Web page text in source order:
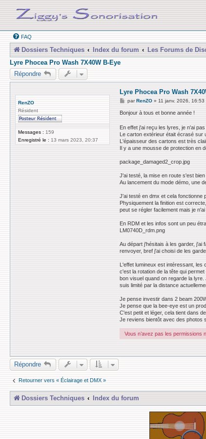
FAQ
Dossiers Techniques Index du forum Les Forums de
Lyre Phocea Pro Wash 7X40W B-Eye
Répondre
RenZO
Résident
Messages : 159
Enregistré le : 13 mars 2023, 20:37
Lyre Phocea Pro Wash
M
s
g
e
parRenZO » 11 janv. 2026, 16:53
Bonjour à tous et bonne année !
En effet j'ai reçu les lyres, je n'ai
Le carton extérieur était écrasé sur
L'épaisseur des cartons est très
Il y a une mousse de protection en
package_damaged2_crop.jpg
J'ai testé, la mise en route s'est bien
Au lancement du mode démo, une
J'ai testé en dmx et cela fonctionne
Physiquement la finition est
peut se régler facilement mais je
En RDM et les infos sont un peu
LM0740D_rdm.png
Au départ j'hésitais à les garder, j'ai
renvoyer, bref j'ai choisi de les
L'effet lumineux est intéressant, les
c'est la rotation de la tête qui
bon visuel quand on regarde la
suis limité par la distance
Je pense investir dans 2 beam
Je pense que la bee-eye est un
C'est petit et léger, cela tient dans
Je reviens bientôt avec des photos
Vous n’avez pas les permissions
Répondre
Retourner vers « Éclairage et DMX »
Dossiers Techniques Index du forum